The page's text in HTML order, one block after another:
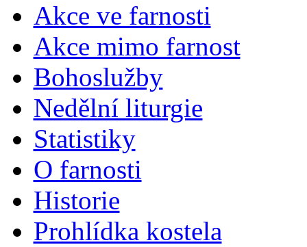
Akce ve farnosti
Akce mimo farnost
Bohoslužby
Nedělní liturgie
Statistiky
O farnosti
Historie
Prohlídka kostela